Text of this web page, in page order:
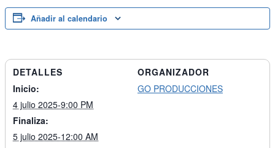
Añadir al calendario
DETALLES
Inicio:
4 julio 2025-9:00 PM
Finaliza:
5 julio 2025-12:00 AM
ORGANIZADOR
GO PRODUCCIONES